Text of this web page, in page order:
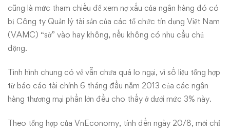
cũng là mức tham chiếu để xem nợ xấu của ngân hàng đó có
bị Công ty Quản lý tài sản của các tổ chức tín dụng Việt Nam
(VAMC) “sờ” vào hay không, nếu không có nhu cầu chủ
động.
Tình hình chung có vẻ vẫn chưa quá lo ngại, vì số liệu tổng hợp
từ báo cáo tài chính 6 tháng đầu năm 2013 của các ngân
hàng thương mại phần lớn đều cho thấy ở dưới mức 3% này.
Theo tổng hợp của VnEconomy, tính đến ngày 20/8, mới chỉ